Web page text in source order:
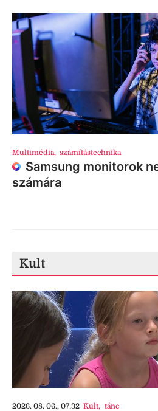
Multimédia, számítástechnika
Samsung monitorok
számára
Kult
2026. 08. 06., 07:32 Kult, tánc